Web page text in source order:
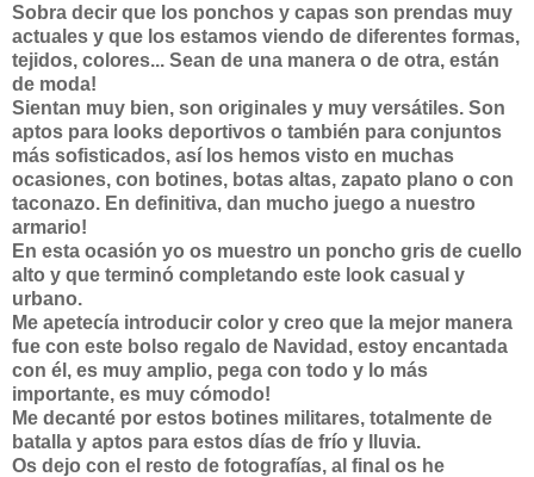
Sobra decir que los ponchos y capas son prendas muy
actuales y que los estamos viendo de diferentes formas,
tejidos, colores... Sean de una manera o de otra, están
de moda!
Sientan muy bien, son originales y muy versátiles. Son
aptos para looks deportivos o también para conjuntos
más sofisticados, así los hemos visto en muchas
ocasiones, con botines, botas altas, zapato plano o con
taconazo. En definitiva, dan mucho juego a nuestro
armario!
En esta ocasión yo os muestro un poncho gris de cuello
alto y que terminó completando este look casual y
urbano.
Me apetecía introducir color y creo que la mejor manera
fue con este bolso regalo de Navidad, estoy encantada
con él, es muy amplio, pega con todo y lo más
importante, es muy cómodo!
Me decanté por estos botines militares, totalmente de
batalla y aptos para estos días de frío y lluvia.
Os dejo con el resto de fotografías, al final os he